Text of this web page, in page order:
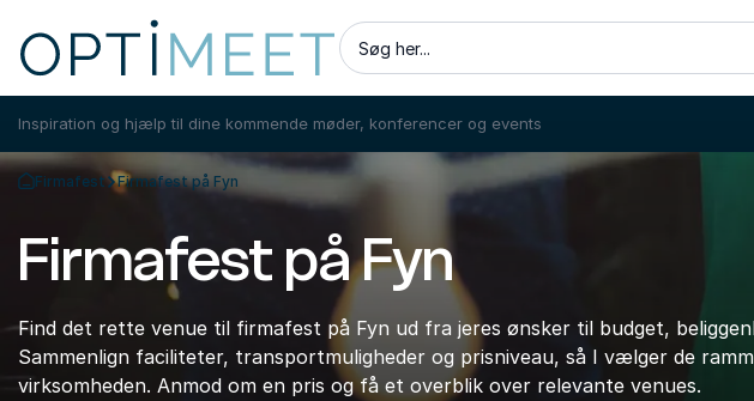
Søg her...
Inspiration og hjælp til dine kommende møder, konferencer og events
Tilbage til forsiden
Firmafest Firmafest på Fyn
Firmafest på Fyn
Find det rette venue til firmafest på Fyn ud fra jeres ønsker til budget,
Sammenlign faciliteter, transportmuligheder og prisniveau, så I vælger de
virksomheden. Anmod om en pris og få et overblik over relevante venues.